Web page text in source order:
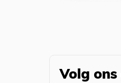
Volg